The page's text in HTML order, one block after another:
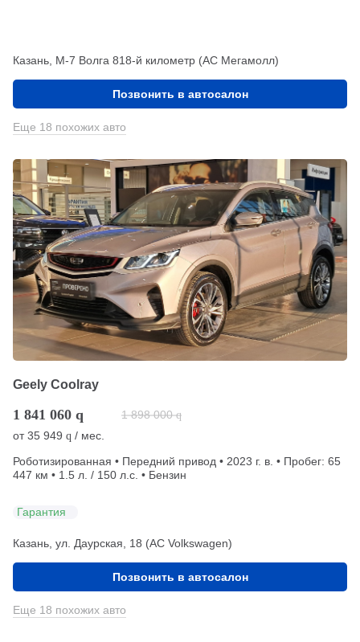
Казань, М-7 Волга 818-й километр (АС Мегамолл)
Позвонить в автосалон
Еще 18 похожих авто
Geely Coolray
1 841 060 q 1 898 000 q
от35 949 q / мес.
Роботизированная • Передний привод • 2023 г. в. • Пробег: 65
447 км • 1.5 л. / 150 л.с. • Бензин
Гарантия
Казань, ул. Даурская, 18 (АС Volkswagen)
Позвонить в автосалон
Еще 18 похожих авто